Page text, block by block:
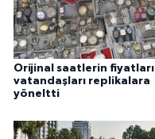
Orijinal saatlerin fiyatları
vatandaşları replikalara
yöneltti